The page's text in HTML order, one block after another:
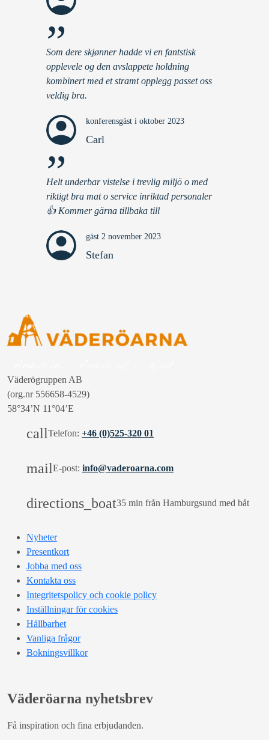
”
Som dere skjønner hadde vi en fantstisk
opplevele og den avslappete holdning
kombinert med et stramt opplegg passet oss
veldig bra.
konferensgäst i oktober 2023
Carl
”
Helt underbar vistelse i trevlig miljö o med
riktigt bra mat o service inriktad personaler
👍 Kommer gärna tillbaka till
gäst 2 november 2023
Stefan
Väderögruppen AB
(org.nr 556658-4529)
58°34’N 11°04’E
callTelefon: +46 (0)525-320 01
mailE-post: info@vaderoarna.com
directions_boat35 min från Hamburgsund med båt
Nyheter
Presentkort
Jobba med oss
Kontakta oss
Integritetspolicy och cookie policy
Inställningar för cookies
Hållbarhet
Vanliga frågor
Bokningsvillkor
Väderöarna nyhetsbrev
Få inspiration och fina erbjudanden.